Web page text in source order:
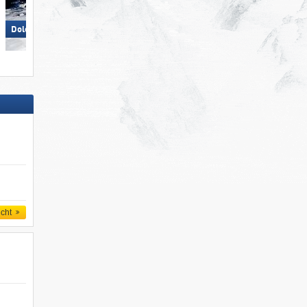
Dolomites Val Gardena/​Gröden
Sulden am Ortler (Solda